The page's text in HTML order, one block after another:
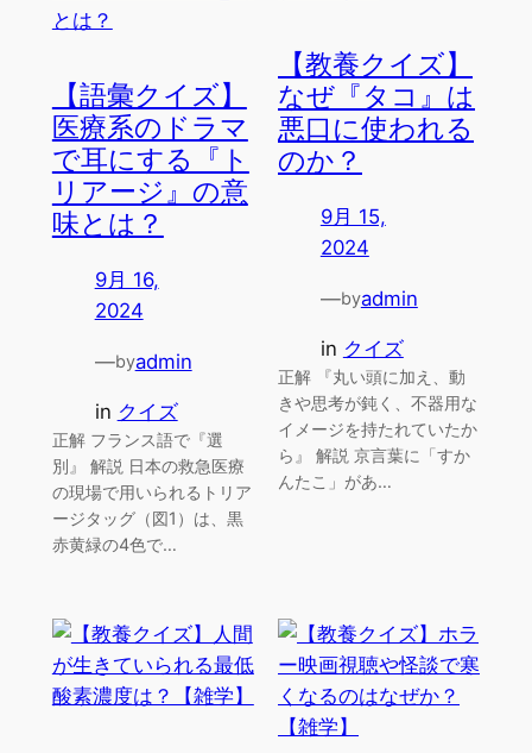
【語彙クイズ】
医療系のドラマ
で耳にする『ト
リアージ』の意
味とは？
9月 16,
2024
—byadmin
in クイズ
正解 フランス語で『選
別』 解説 日本の救急医療
の現場で用いられるトリア
ージタッグ（図1）は、黒
赤黄緑の4色で…
【教養クイズ】
なぜ『タコ』は
悪口に使われる
のか？
9月 15,
2024
—byadmin
in クイズ
正解 『丸い頭に加え、動
きや思考が鈍く、不器用な
イメージを持たれていたか
ら』 解説 京言葉に「すか
んたこ」があ…